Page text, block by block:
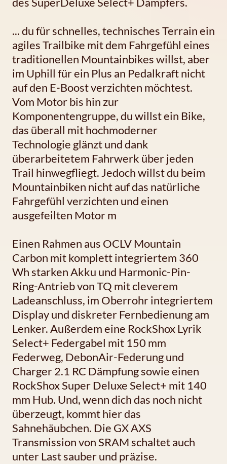
... du für schnelles, technisches Terrain ein
agiles Trailbike mit dem Fahrgefühl eines
traditionellen Mountainbikes willst, aber
im Uphill für ein Plus an Pedalkraft nicht
auf den E-Boost verzichten möchtest.
Vom Motor bis hin zur
Komponentengruppe, du willst ein Bike,
das überall mit hochmoderner
Technologie glänzt und dank
überarbeitetem Fahrwerk über jeden
Trail hinwegfliegt. Jedoch willst du beim
Mountainbiken nicht auf das natürliche
Fahrgefühl verzichten und einen
ausgefeilten Motor m
Einen Rahmen aus OCLV Mountain
Carbon mit komplett integriertem 360
Wh starken Akku und Harmonic-Pin-
Ring-Antrieb von TQ mit cleverem
Ladeanschluss, im Oberrohr integriertem
Display und diskreter Fernbedienung am
Lenker. Außerdem eine RockShox Lyrik
Select+ Federgabel mit 150 mm
Federweg, DebonAir-Federung und
Charger 2.1 RC Dämpfung sowie einen
RockShox Super Deluxe Select+ mit 140
mm Hub. Und, wenn dich das noch nicht
überzeugt, kommt hier das
Sahnehäubchen. Die GX AXS
Transmission von SRAM schaltet auch
unter Last sauber und präzise.